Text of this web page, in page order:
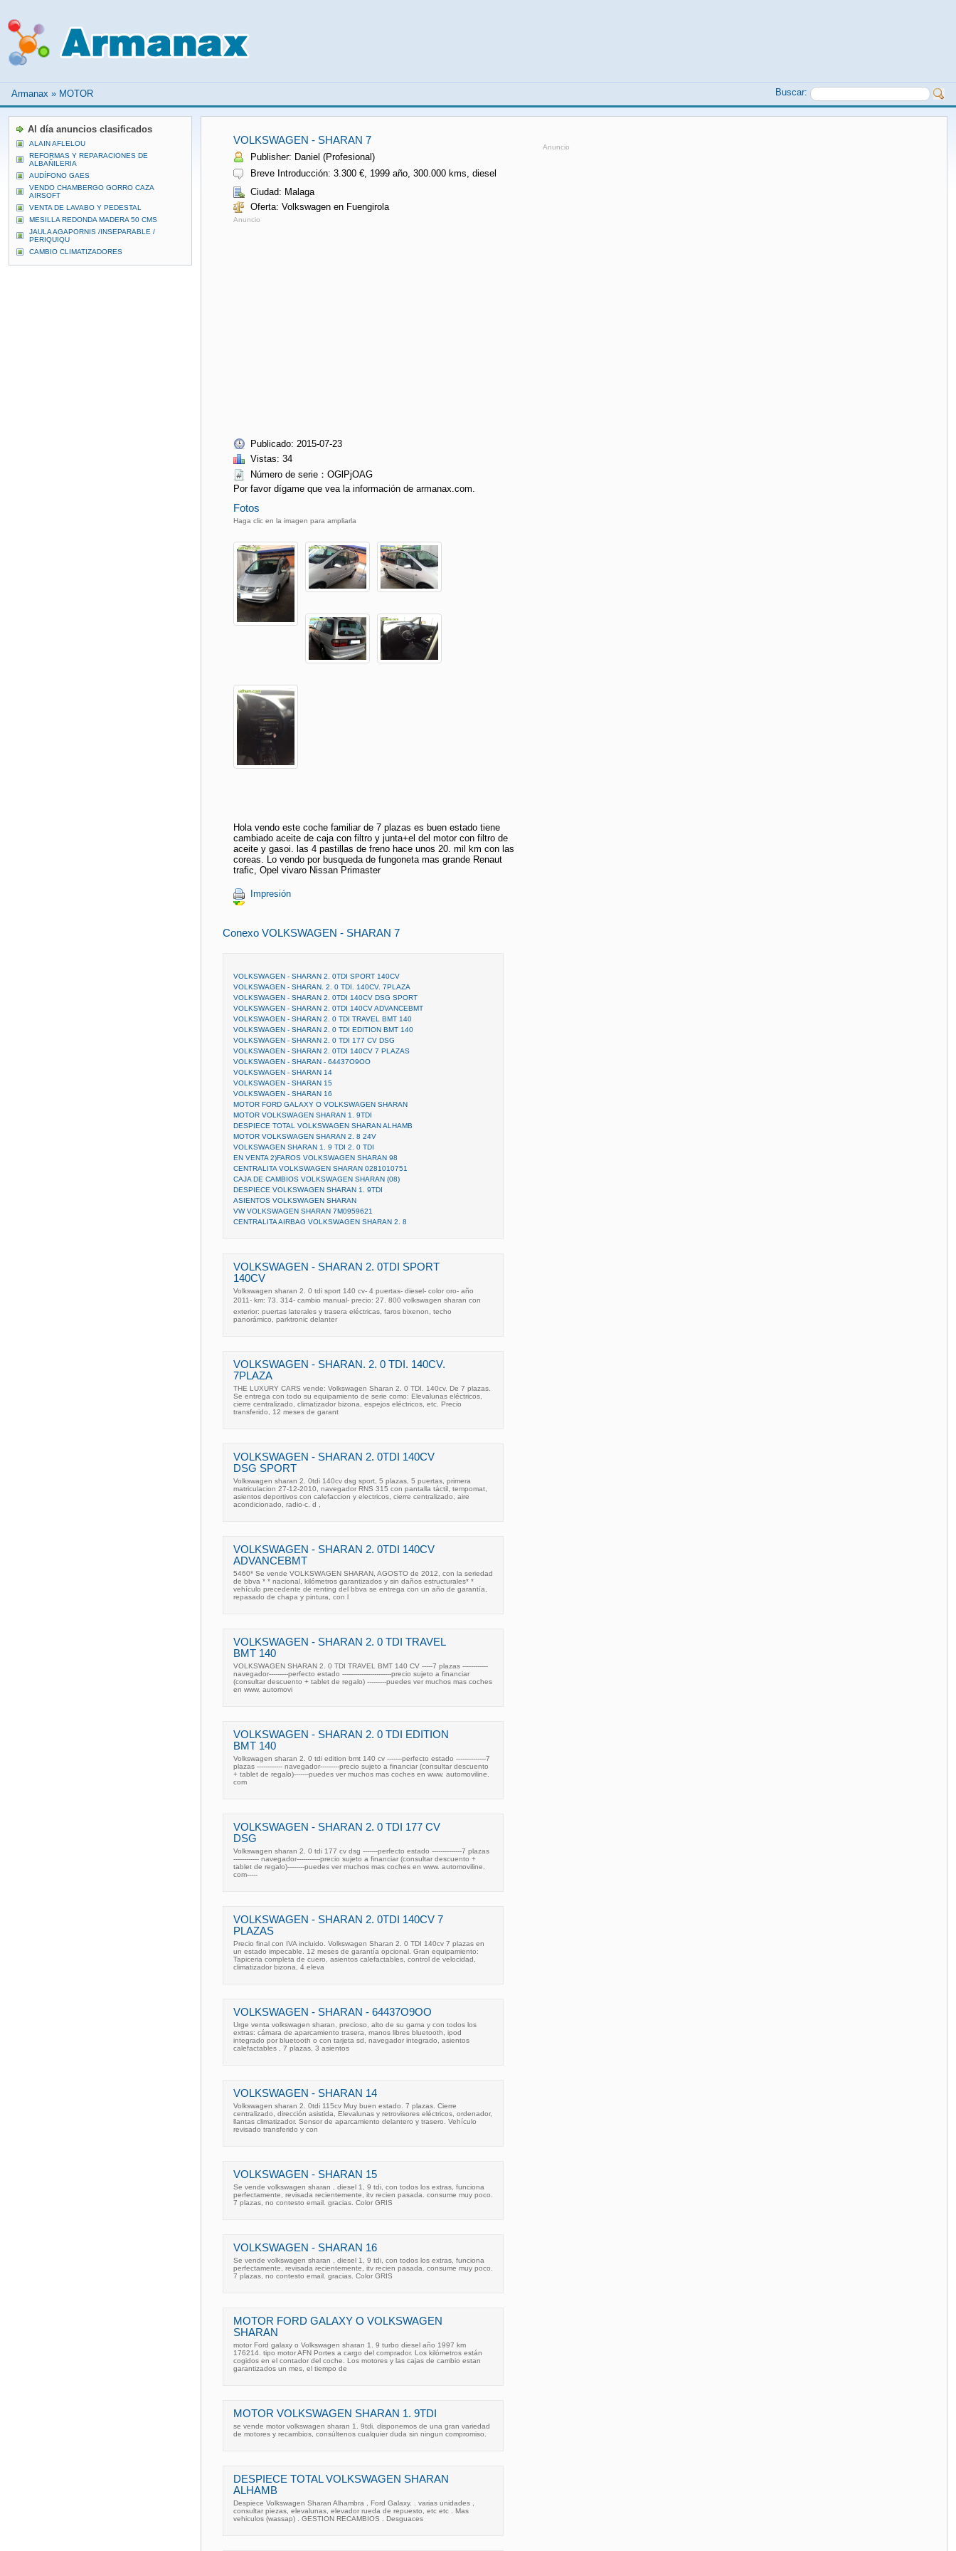
Armanax » MOTOR Buscar:
VOLKSWAGEN - SHARAN 7
Publisher: Daniel (Profesional)
Breve Introducción: 3.300 €, 1999 año, 300.000 kms, diesel
Ciudad: Malaga
Oferta: Volkswagen en Fuengirola
Anuncio
Publicado: 2015-07-23
Vistas: 34
Número de serie：OGlPjOAG
Por favor dígame que vea la información de armanax.com.
Fotos
Haga clic en la imagen para ampliarla
Hola vendo este coche familiar de 7 plazas es buen estado tiene
cambiado aceite de caja con filtro y junta+el del motor con filtro de
aceite y gasoi. las 4 pastillas de freno hace unos 20. mil km con las
coreas. Lo vendo por busqueda de fungoneta mas grande Renaut
trafic, Opel vivaro Nissan Primaster
Impresión
Anuncio
Conexo VOLKSWAGEN - SHARAN 7
VOLKSWAGEN - SHARAN 2. 0TDI SPORT 140CV
VOLKSWAGEN - SHARAN. 2. 0 TDI. 140CV. 7PLAZA
VOLKSWAGEN - SHARAN 2. 0TDI 140CV DSG SPORT
VOLKSWAGEN - SHARAN 2. 0TDI 140CV ADVANCEBMT
VOLKSWAGEN - SHARAN 2. 0 TDI TRAVEL BMT 140
VOLKSWAGEN - SHARAN 2. 0 TDI EDITION BMT 140
VOLKSWAGEN - SHARAN 2. 0 TDI 177 CV DSG
VOLKSWAGEN - SHARAN 2. 0TDI 140CV 7 PLAZAS
VOLKSWAGEN - SHARAN - 64437O9OO
VOLKSWAGEN - SHARAN 14
VOLKSWAGEN - SHARAN 15
VOLKSWAGEN - SHARAN 16
MOTOR FORD GALAXY O VOLKSWAGEN SHARAN
MOTOR VOLKSWAGEN SHARAN 1. 9TDI
DESPIECE TOTAL VOLKSWAGEN SHARAN ALHAMB
MOTOR VOLKSWAGEN SHARAN 2. 8 24V
VOLKSWAGEN SHARAN 1. 9 TDI 2. 0 TDI
EN VENTA 2)FAROS VOLKSWAGEN SHARAN 98
CENTRALITA VOLKSWAGEN SHARAN 0281010751
CAJA DE CAMBIOS VOLKSWAGEN SHARAN (08)
DESPIECE VOLKSWAGEN SHARAN 1. 9TDI
ASIENTOS VOLKSWAGEN SHARAN
VW VOLKSWAGEN SHARAN 7M0959621
CENTRALITA AIRBAG VOLKSWAGEN SHARAN 2. 8
VOLKSWAGEN - SHARAN 2. 0TDI SPORT
140CV
Volkswagen sharan 2. 0 tdi sport 140 cv- 4 puertas- diesel- color oro- año
2011- km: 73. 314- cambio manual- precio: 27. 800 volkswagen sharan con
exterior: puertas laterales y trasera eléctricas, faros bixenon, techo
panorámico, parktronic delanter
VOLKSWAGEN - SHARAN. 2. 0 TDI. 140CV.
7PLAZA
THE LUXURY CARS vende: Volkswagen Sharan 2. 0 TDI. 140cv. De 7 plazas.
Se entrega con todo su equipamiento de serie como: Elevalunas eléctricos,
cierre centralizado, climatizador bizona, espejos eléctricos, etc. Precio
transferido, 12 meses de garant
VOLKSWAGEN - SHARAN 2. 0TDI 140CV
DSG SPORT
Volkswagen sharan 2. 0tdi 140cv dsg sport, 5 plazas, 5 puertas, primera
matriculacion 27-12-2010, navegador RNS 315 con pantalla táctil, tempomat,
asientos deportivos con calefaccion y electricos, cierre centralizado, aire
acondicionado, radio-c. d ,
VOLKSWAGEN - SHARAN 2. 0TDI 140CV
ADVANCEBMT
5460* Se vende VOLKSWAGEN SHARAN, AGOSTO de 2012, con la seriedad
de bbva * * nacional, kilómetros garantizados y sin daños estructurales* *
vehículo precedente de renting del bbva se entrega con un año de garantía,
repasado de chapa y pintura, con l
VOLKSWAGEN - SHARAN 2. 0 TDI TRAVEL
BMT 140
VOLKSWAGEN SHARAN 2. 0 TDI TRAVEL BMT 140 CV -----7 plazas ------------
navegador---------perfecto estado -----------------------precio sujeto a financiar
(consultar descuento + tablet de regalo) ---------puedes ver muchos mas coches
en www. automovi
VOLKSWAGEN - SHARAN 2. 0 TDI EDITION
BMT 140
Volkswagen sharan 2. 0 tdi edition bmt 140 cv -------perfecto estado --------------7
plazas ------------ navegador---------precio sujeto a financiar (consultar descuento
+ tablet de regalo)-------puedes ver muchos mas coches en www. automoviline.
com
VOLKSWAGEN - SHARAN 2. 0 TDI 177 CV
DSG
Volkswagen sharan 2. 0 tdi 177 cv dsg -------perfecto estado --------------7 plazas
------------ navegador-----------precio sujeto a financiar (consultar descuento +
tablet de regalo)--------puedes ver muchos mas coches en www. automoviline.
com-----
VOLKSWAGEN - SHARAN 2. 0TDI 140CV 7
PLAZAS
Precio final con IVA incluido. Volkswagen Sharan 2. 0 TDI 140cv 7 plazas en
un estado impecable. 12 meses de garantía opcional. Gran equipamiento:
Tapiceria completa de cuero, asientos calefactables, control de velocidad,
climatizador bizona, 4 eleva
VOLKSWAGEN - SHARAN - 64437O9OO
Urge venta volkswagen sharan, precioso, alto de su gama y con todos los
extras: cámara de aparcamiento trasera, manos libres bluetooth, ipod
integrado por bluetooth o con tarjeta sd, navegador integrado, asientos
calefactables , 7 plazas, 3 asientos
VOLKSWAGEN - SHARAN 14
Volkswagen sharan 2. 0tdi 115cv Muy buen estado. 7 plazas. Cierre
centralizado, dirección asistida, Elevalunas y retrovisores eléctricos, ordenador,
llantas climatizador. Sensor de aparcamiento delantero y trasero. Vehículo
revisado transferido y con
VOLKSWAGEN - SHARAN 15
Se vende volkswagen sharan , diesel 1, 9 tdi, con todos los extras, funciona
perfectamente, revisada recientemente, itv recien pasada. consume muy poco.
7 plazas, no contesto email. gracias. Color GRIS
VOLKSWAGEN - SHARAN 16
Se vende volkswagen sharan , diesel 1, 9 tdi, con todos los extras, funciona
perfectamente, revisada recientemente, itv recien pasada. consume muy poco.
7 plazas, no contesto email. gracias. Color GRIS
MOTOR FORD GALAXY O VOLKSWAGEN
SHARAN
motor Ford galaxy o Volkswagen sharan 1. 9 turbo diesel año 1997 km
176214. tipo motor AFN Portes a cargo del comprador. Los kilómetros están
cogidos en el contador del coche. Los motores y las cajas de cambio estan
garantizados un mes, el tiempo de
MOTOR VOLKSWAGEN SHARAN 1. 9TDI
se vende motor volkswagen sharan 1. 9tdi. disponemos de una gran variedad
de motores y recambios, consúltenos cualquier duda sin ningun compromiso.
DESPIECE TOTAL VOLKSWAGEN SHARAN
ALHAMB
Despiece Volkswagen Sharan Alhambra , Ford Galaxy. . varias unidades ,
consultar piezas, elevalunas, elevador rueda de repuesto, etc etc . Mas
vehiculos (wassap) . GESTION RECAMBIOS . Desguaces
Al día anuncios clasificados
ALAIN AFLELOU
REFORMAS Y REPARACIONES DE
ALBAÑILERIA
AUDÍFONO GAES
VENDO CHAMBERGO GORRO CAZA
AIRSOFT
VENTA DE LAVABO Y PEDESTAL
MESILLA REDONDA MADERA 50 CMS
JAULA AGAPORNIS /INSEPARABLE /
PERIQUIQU
CAMBIO CLIMATIZADORES